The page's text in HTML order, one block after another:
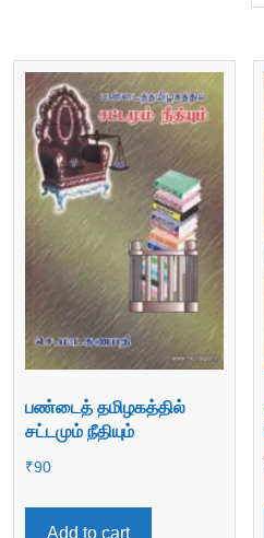
பண்டைத் தமிழகத்தில்
சட்டமும் நீதியும்
₹90
Add to cart